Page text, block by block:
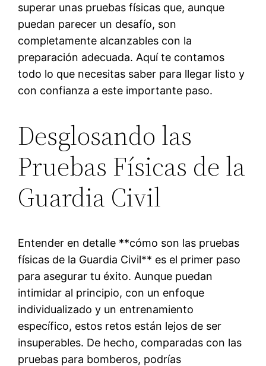
superar unas pruebas físicas que, aunque
puedan parecer un desafío, son
completamente alcanzables con la
preparación adecuada. Aquí te contamos
todo lo que necesitas saber para llegar listo y
con confianza a este importante paso.
Desglosando las
Pruebas Físicas de la
Guardia Civil
Entender en detalle **cómo son las pruebas
físicas de la Guardia Civil** es el primer paso
para asegurar tu éxito. Aunque puedan
intimidar al principio, con un enfoque
individualizado y un entrenamiento
específico, estos retos están lejos de ser
insuperables. De hecho, comparadas con las
pruebas para bomberos, podrías